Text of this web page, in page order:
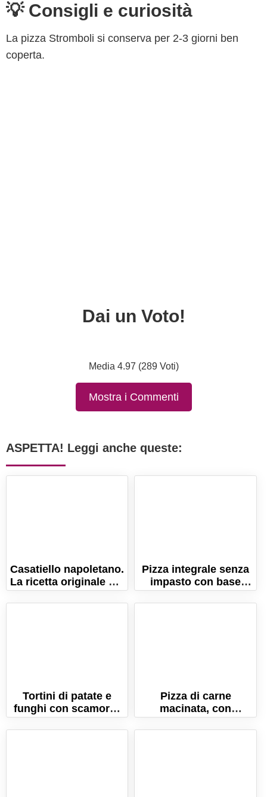
💡 Consigli e curiosità
La pizza Stromboli si conserva per 2-3 giorni ben
coperta.
Dai un Voto!
Media 4.97 (289 Voti)
Mostra i Commenti
ASPETTA! Leggi anche queste:
Casatiello napoletano.
La ricetta originale del
rustico di Pasqua!
Pizza integrale senza
impasto con base
croccante! La ricetta
facile!
Tortini di patate e
funghi con scamorza
filante. Ricetta facile e
veloce!
Pizza di carne
macinata, con
pomodoro e
mozzarella filante!